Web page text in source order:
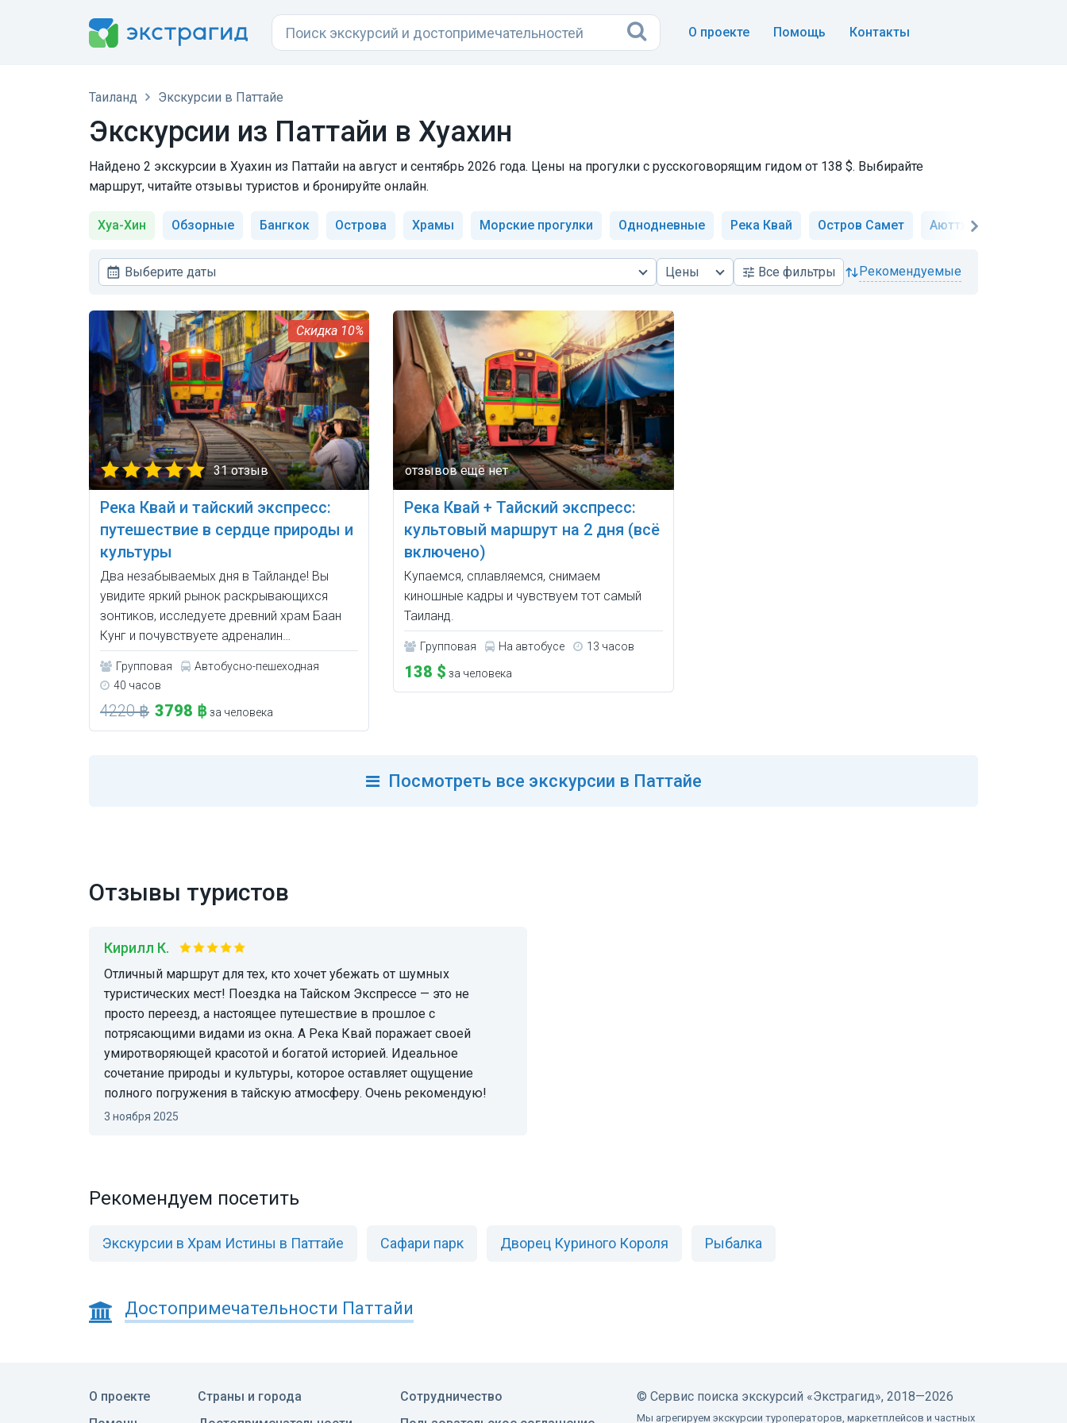
О проекте Помощь Контакты
Таиланд Экскурсии в Паттайе
Экскурсии из Паттайи в Хуахин
Найдено 2 экскурсии в Хуахин из Паттайи на август и сентябрь 2026 года. Цены на прогулки с русскоговорящим гидом от 138 $. Выбирайте
маршрут, читайте отзывы туристов и бронируйте онлайн.
Хуа-Хин Обзорные Бангкок Острова Храмы Морские прогулки Однодневные Река Квай Остров Самет Аюттхая
Выберите даты Цены Все фильтры рекомендуемые
10%
31 отзыв
Река Квай и тайский экспресс:
путешествие в сердце природы и
культуры
Два незабываемых дня в Тайланде! Вы
увидите яркий рынок раскрывающихся
зонтиков, исследуете древний храм Баан
Кунг и почувствуете адреналин…
Групповая
Автобусно-пешеходная
40 часов
4220 ฿ 3798 ฿за человека
Река Квай + Тайский экспресс:
культовый маршрут на 2 дня (всё
включено)
Купаемся, сплавляемся, снимаем
киношные кадры и чувствуем тот самый
Таиланд.
Групповая На автобусе 13 часов
138 $ за человека
Посмотреть все экскурсии в Паттайе
Отзывы туристов
Кирилл К.
Отличный маршрут для тех, кто хочет убежать от шумных
туристических мест! Поездка на Тайском Экспрессе — это не
просто переезд, а настоящее путешествие в прошлое с
потрясающими видами из окна. А Река Квай поражает своей
умиротворяющей красотой и богатой историей. Идеальное
сочетание природы и культуры, которое оставляет ощущение
полного погружения в тайскую атмосферу. Очень рекомендую!
3 ноября 2025
Рекомендуем посетить
Экскурсии в Храм Истины в Паттайе Сафари парк Дворец Куриного Короля Рыбалка
Достопримечательности Паттайи
О проекте
Страны и города
Сотрудничество
© Сервис поиска экскурсий «Экстрагид», 2018—2026
Мы агрегируем экскурсии туроператоров, маркетплейсов и частных